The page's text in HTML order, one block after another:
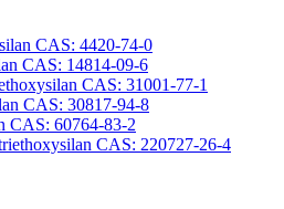
CAS: 4420-74-0
CAS: 14814-09-6
CAS: 31001-77-1
CAS: 30817-94-8
CAS: 60764-83-2
CAS: 220727-26-4